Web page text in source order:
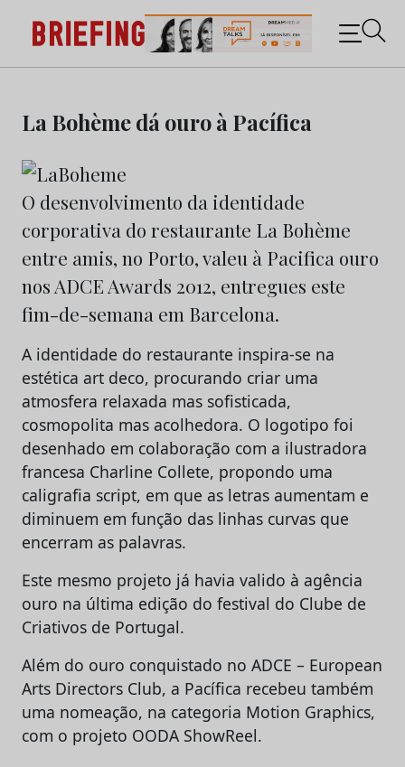
content
Briefing: Todas as notícias sobre os negócios do
Marketing e da Publicidade
La Bohème dá ouro à Pacífica
O desenvolvimento da identidade
corporativa do restaurante La Bohème
entre amis, no Porto, valeu à Pacifica ouro
nos ADCE Awards 2012, entregues este
fim-de-semana em Barcelona.
A identidade do restaurante inspira-se na
estética art deco, procurando criar uma
atmosfera relaxada mas sofisticada,
cosmopolita mas acolhedora. O logotipo foi
desenhado em colaboração com a ilustradora
francesa Charline Collete, propondo uma
caligrafia script, em que as letras aumentam e
diminuem em função das linhas curvas que
encerram as palavras.
Este mesmo projeto já havia valido à agência
ouro na última edição do festival do Clube de
Criativos de Portugal.
Além do ouro conquistado no ADCE – European
Arts Directors Club, a Pacífica recebeu também
uma nomeação, na categoria Motion Graphics,
com o projeto OODA ShowReel.